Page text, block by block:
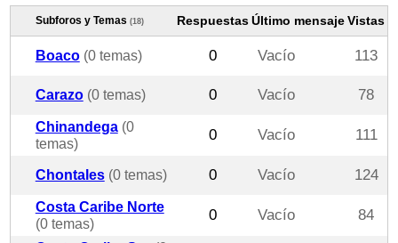
Subforos y Temas (18) RespuestasÚltimo mensaje Vistas
Boaco (0 temas) 0 Vacío 113
Carazo (0 temas) 0 Vacío 78
Chinandega (0
temas)
0 Vacío 111
Chontales (0 temas) 0 Vacío 124
Costa Caribe Norte
(0 temas)
0 Vacío 84